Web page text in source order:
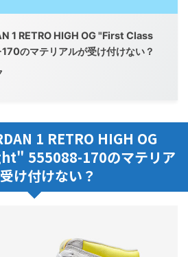
1 RETRO HIGH OG "First Class
のマテリアルが受け付けない？
1 RETRO HIGH OG
555088-170のマテリア
け付けない？